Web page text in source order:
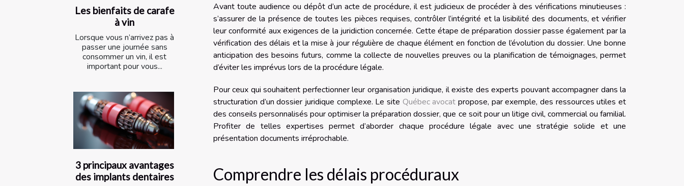
Les bienfaits de carafe
à vin
Lorsque vous n’arrivez pas à
passer une journée sans
consommer un vin, il est
important pour vous...
3 principaux avantages
des implants dentaires
Avant toute audience ou dépôt d’un acte de procédure, il est judicieux de procéder à des vérifications minutieuses :
s’assurer de la présence de toutes les pièces requises, contrôler l’intégrité et la lisibilité des documents, et vérifier
leur conformité aux exigences de la juridiction concernée. Cette étape de préparation dossier passe également par la
vérification des délais et la mise à jour régulière de chaque élément en fonction de l’évolution du dossier. Une bonne
anticipation des besoins futurs, comme la collecte de nouvelles preuves ou la planification de témoignages, permet
d’éviter les imprévus lors de la procédure légale.
Pour ceux qui souhaitent perfectionner leur organisation juridique, il existe des experts pouvant accompagner dans la
structuration d’un dossier juridique complexe. Le site Québec avocat propose, par exemple, des ressources utiles et
des conseils personnalisés pour optimiser la préparation dossier, que ce soit pour un litige civil, commercial ou familial.
Profiter de telles expertises permet d’aborder chaque procédure légale avec une stratégie solide et une
présentation documents irréprochable.
Comprendre les délais procéduraux